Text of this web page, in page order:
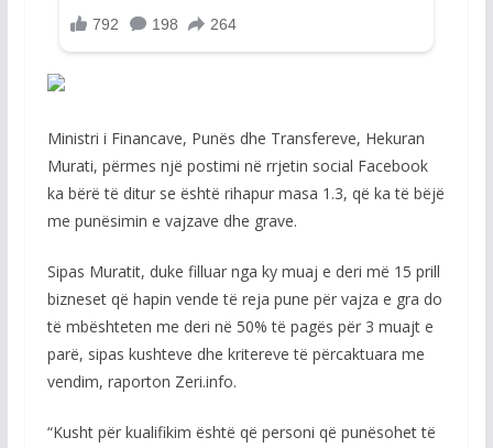
Ministri i Financave, Punës dhe Transfereve, Hekuran
Murati, përmes një postimi në rrjetin social Facebook
ka bërë të ditur se është rihapur masa 1.3, që ka të bëjë
me punësimin e vajzave dhe grave.
Sipas Muratit, duke filluar nga ky muaj e deri më 15 prill
bizneset që hapin vende të reja pune për vajza e gra do
të mbështeten me deri në 50% të pagës për 3 muajt e
parë, sipas kushteve dhe kritereve të përcaktuara me
vendim, raporton Zeri.info.
“Kusht për kualifikim është që personi që punësohet të